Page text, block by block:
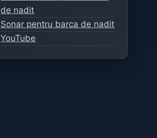
de nadit
Sonar pentru barca de nadit
YouTube